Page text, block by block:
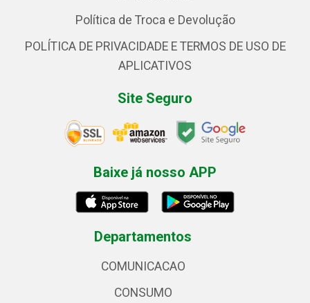
Política de Troca e Devolução
POLÍTICA DE PRIVACIDADE E TERMOS DE USO DE
APLICATIVOS
Site Seguro
Baixe já nosso APP
Departamentos
COMUNICACAO
CONSUMO